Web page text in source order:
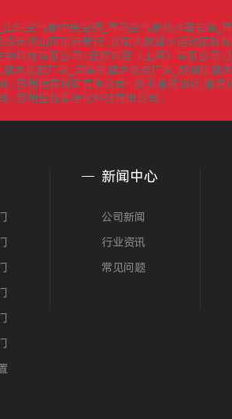
东空气能中央空调_青岛空气能热水器安装_
汉市洪山区乐府琴行 沈阳大联潜水运动策划
物科技有限公司 云舒商贸（上海）有限公司
木长廊厂家_河南防腐木花架厂家_郑州防腐
苏州恒森服饰有限公司-,职业服装设计,服装
苏州皇允泰净化科技有限公司
新闻中心
公司新闻
行业资讯
常见问题